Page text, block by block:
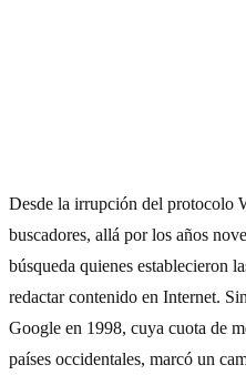
Desde la irrupción del protocolo
buscadores, allá por los años
búsqueda quienes establecieron
redactar contenido en Internet.
Google en 1998, cuya cuota de
países occidentales, marcó un